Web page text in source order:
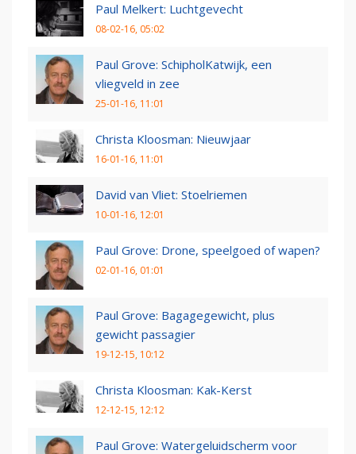
Paul Melkert: Luchtgevecht
08-02-16, 05:02
Paul Grove: SchipholKatwijk, een
vliegveld in zee
25-01-16, 11:01
Christa Kloosman: Nieuwjaar
16-01-16, 11:01
David van Vliet: Stoelriemen
10-01-16, 12:01
Paul Grove: Drone, speelgoed of wapen?
02-01-16, 01:01
Paul Grove: Bagagegewicht, plus
gewicht passagier
19-12-15, 10:12
Christa Kloosman: Kak-Kerst
12-12-15, 12:12
Paul Grove: Watergeluidscherm voor